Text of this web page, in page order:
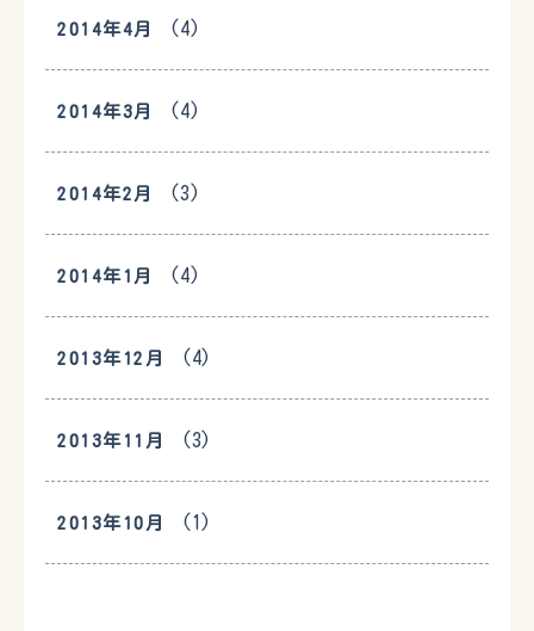
2014年4月 (4)
2014年3月 (4)
2014年2月 (3)
2014年1月 (4)
2013年12月 (4)
2013年11月 (3)
2013年10月 (1)